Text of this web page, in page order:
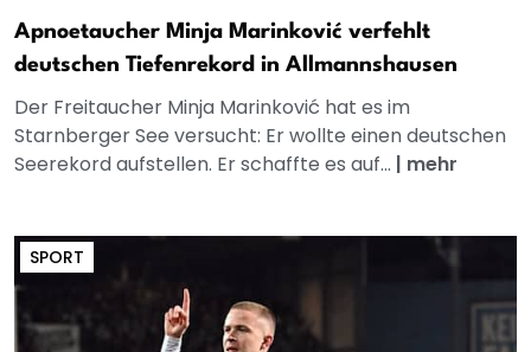
Apnoetaucher Minja Marinković verfehlt
deutschen Tiefenrekord in Allmannshausen
Der Freitaucher Minja Marinković hat es im
Starnberger See versucht: Er wollte einen deutschen
Seerekord aufstellen. Er schaffte es auf... | mehr
SPORT